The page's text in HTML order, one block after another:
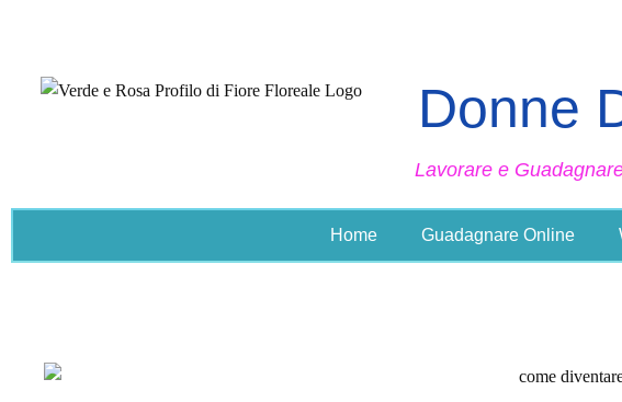
Donne
Lavorare e
Home Guadagnare Online